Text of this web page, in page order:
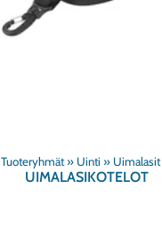
Tuoteryhmät ‪» Uinti ‪» Uimalasit
UIMALASIKOTELOT